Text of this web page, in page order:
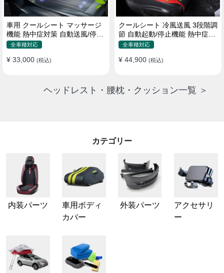
車用 クールシート マッサージ
機能 熱中症対策 自動送風/停止
機能 24個強力ファン 取付簡単
全車種対応
¥ 33,000 (税込)
クールシート 冷風送風 3段階調
節 自動起動/停止機能 熱中症対
策 夏 暑さ対策 取付簡単
全車種対応
¥ 44,900 (税込)
ヘッドレスト・腰枕・クッション一覧 ＞
カテゴリー
内装パーツ
車用ボディ
カバー
外装パーツ
アクセサリ
ー